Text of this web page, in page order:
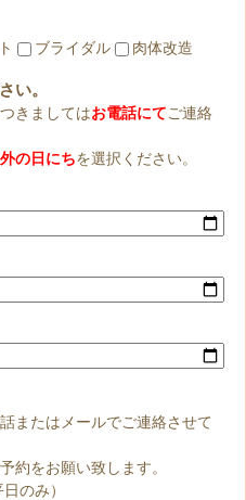
ブライダル 肉体改造
い。
きましてはお電話にてご連絡
の日にちを選択ください。
またはメールでご連絡させて
約をお願い致します。
のみ）